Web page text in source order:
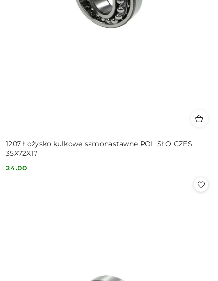
1207 Łożysko kulkowe samonastawne POL SŁO CZES
35X72X17
Cena:
24.00